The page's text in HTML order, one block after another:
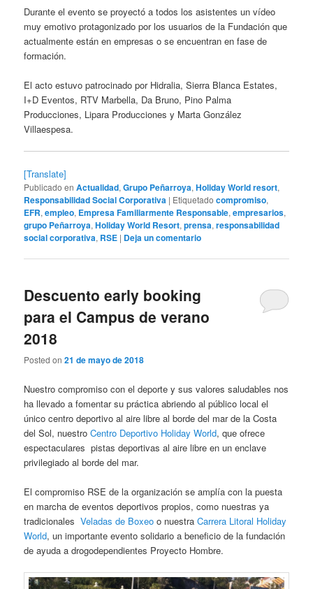
Durante el evento se proyectó a todos los asistentes un vídeo
muy emotivo protagonizado por los usuarios de la Fundación que
actualmente están en empresas o se encuentran en fase de
formación.
El acto estuvo patrocinado por Hidralia, Sierra Blanca Estates,
I+D Eventos, RTV Marbella, Da Bruno, Pino Palma
Producciones, Lipara Producciones y Marta González
Villaespesa.
[Translate]
Publicado en Actualidad,Grupo Peñarroya,Holiday World resort,
Responsabilidad Social Corporativa | Etiquetado compromiso,
EFR,empleo, Empresa Familiarmente Responsable,empresarios,
grupo Peñarroya,Holiday World Resort,prensa,responsabilidad
social corporativa, RSE | Deja un comentario
Descuento early booking
para el Campus de verano
2018
Posted on21 de mayo de 2018
Nuestro compromiso con el deporte y sus valores saludables nos
ha llevado a fomentar su práctica abriendo al público local el
único centro deportivo al aire libre al borde del mar de la Costa
del Sol, nuestroCentro Deportivo Holiday World, que ofrece
espectaculares pistas deportivas al aire libre en un enclave
privilegiado al borde del mar.
El compromiso RSE de la organización se amplía con la puesta
en marcha de eventos deportivos propios, como nuestras ya
tradicionalesVeladas de Boxeo o nuestraCarrera Litoral Holiday
World, un importante evento solidario a beneficio de la fundación
de ayuda a drogodependientes Proyecto Hombre.